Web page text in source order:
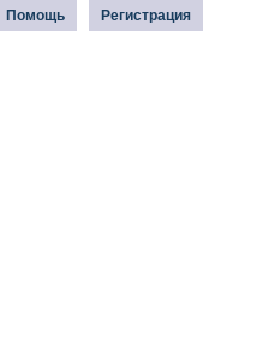
Регистрация
Помощь